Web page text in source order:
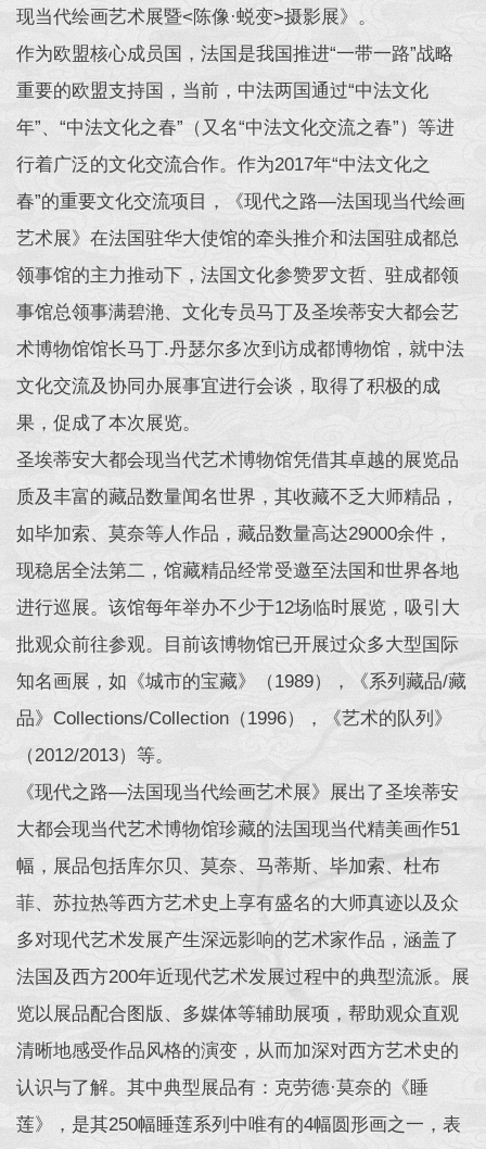
现当代绘画艺术展暨<陈像·蜕变>摄影展》。
作为欧盟核心成员国，法国是我国推进“一带一路”战略
重要的欧盟支持国，当前，中法两国通过“中法文化
年”、“中法文化之春”（又名“中法文化交流之春”）等进
行着广泛的文化交流合作。作为2017年“中法文化之
春”的重要文化交流项目，《现代之路—法国现当代绘画
艺术展》在法国驻华大使馆的牵头推介和法国驻成都总
领事馆的主力推动下，法国文化参赞罗文哲、驻成都领
事馆总领事满碧滟、文化专员马丁及圣埃蒂安大都会艺
术博物馆馆长马丁.丹瑟尔多次到访成都博物馆，就中法
文化交流及协同办展事宜进行会谈，取得了积极的成
果，促成了本次展览。
圣埃蒂安大都会现当代艺术博物馆凭借其卓越的展览品
质及丰富的藏品数量闻名世界，其收藏不乏大师精品，
如毕加索、莫奈等人作品，藏品数量高达29000余件，
现稳居全法第二，馆藏精品经常受邀至法国和世界各地
进行巡展。该馆每年举办不少于12场临时展览，吸引大
批观众前往参观。目前该博物馆已开展过众多大型国际
知名画展，如《城市的宝藏》（1989），《系列藏品/藏
品》Collections/Collection（1996），《艺术的队列》
（2012/2013）等。
《现代之路—法国现当代绘画艺术展》展出了圣埃蒂安
大都会现当代艺术博物馆珍藏的法国现当代精美画作51
幅，展品包括库尔贝、莫奈、马蒂斯、毕加索、杜布
菲、苏拉热等西方艺术史上享有盛名的大师真迹以及众
多对现代艺术发展产生深远影响的艺术家作品，涵盖了
法国及西方200年近现代艺术发展过程中的典型流派。展
览以展品配合图版、多媒体等辅助展项，帮助观众直观
清晰地感受作品风格的演变，从而加深对西方艺术史的
认识与了解。其中典型展品有：克劳德·莫奈的《睡
莲》，是其250幅睡莲系列中唯有的4幅圆形画之一，表